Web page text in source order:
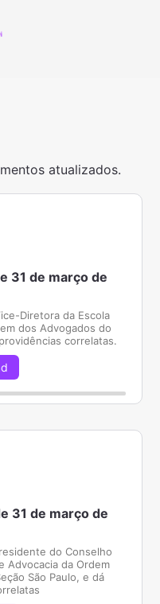
atualizados.
31 de março de
Diretora da Escola
dos Advogados do
correlatas.
31 de março de
do Conselho
Advocacia da Ordem
São Paulo, e dá